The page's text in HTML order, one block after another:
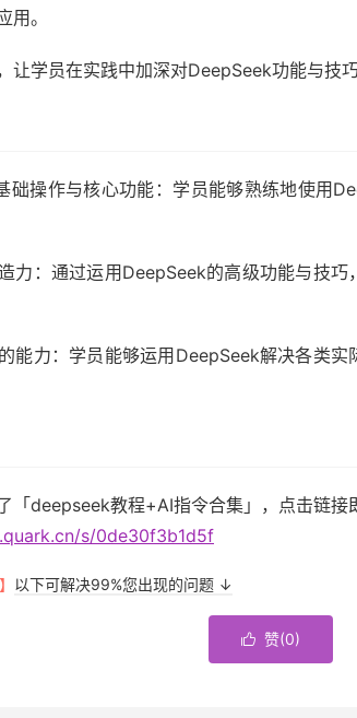
用。
让学员在实践中加深对DeepSeek功能与技巧
础操作与核心功能：学员能够熟练地使用
力：通过运用DeepSeek的高级功能与技
能力：学员能够运用DeepSeek解决各类实
「deepseek教程+AI指令合集」，点击链接
s/0de30f3b1d5f
以下可解决99%您出现的问题 ↓
 赞(0)